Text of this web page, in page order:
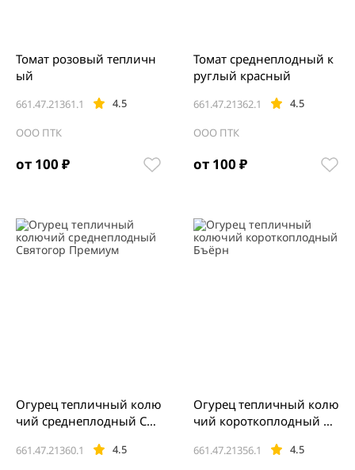
от 100 ₽
661.47.21361.1 4.5
Томат розовый тепличн
ый
ООО ПТК
от 100 ₽
661.47.21362.1 4.5
Томат среднеплодный к
руглый красный
ООО ПТК
661.47.21360.1 4.5
Огурец тепличный колю
чий среднеплодный Свя
661.47.21356.1 4.5
Огурец тепличный колю
чий короткоплодный Бъ